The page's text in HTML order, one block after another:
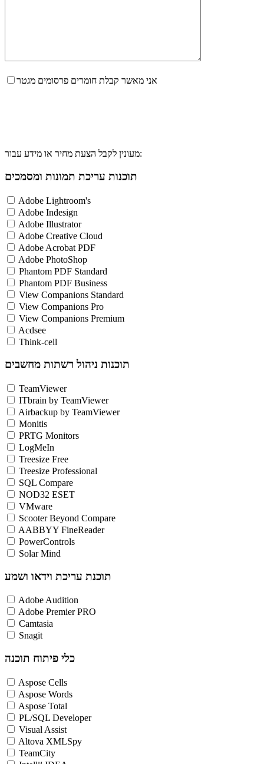
אני מאשר קבלת חומרים פרסומים מגטר
מעונין לקבל הצעת מחיר או מידע עבור:
תוכנות עריכת תמונות ומסמכים
Adobe Lightroom's
Adobe Indesign
Adobe Illustrator
Adobe Creative Cloud
Adobe Acrobat PDF
Adobe PhotoShop
Phantom PDF Standard
Phantom PDF Business
View Companions Standard
View Companions Pro
View Companions Premium
Acdsee
Think-cell
תוכנות ניהול רשתות מחשבים
TeamViewer
ITbrain by TeamViewer
Airbackup by TeamViewer
Monitis
PRTG Monitors
LogMeIn
Treesize Free
Treesize Professional
SQL Compare
NOD32 ESET
VMware
Scooter Beyond Compare
AABBYY FineReader
PowerControls
Solar Mind
תוכנת עריכת וידאו ושמע
Adobe Audition
Adobe Premier PRO
Camtasia
Snagit
כלי פיתוח תוכנה
Aspose Cells
Aspose Words
Aspose Total
PL/SQL Developer
Visual Assist
Altova XMLSpy
TeamCity